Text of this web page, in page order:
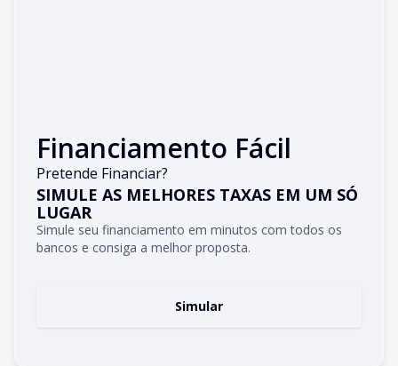
Financiamento Fácil
Pretende Financiar?
SIMULE AS MELHORES TAXAS EM UM SÓ
LUGAR
Simule seu financiamento em minutos com todos os
bancos e consiga a melhor proposta.
Simular